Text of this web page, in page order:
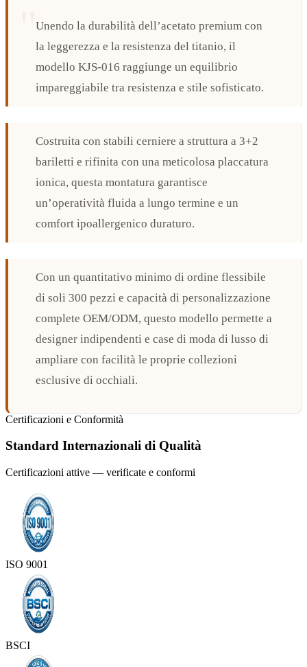
Unendo la durabilità dell’acetato premium con
la leggerezza e la resistenza del titanio, il
modello KJS-016 raggiunge un equilibrio
impareggiabile tra resistenza e stile sofisticato.
Costruita con stabili cerniere a struttura a 3+2
bariletti e rifinita con una meticolosa placcatura
ionica, questa montatura garantisce
un’operatività fluida a lungo termine e un
comfort ipoallergenico duraturo.
Con un quantitativo minimo di ordine flessibile
di soli 300 pezzi e capacità di personalizzazione
complete OEM/ODM, questo modello permette a
designer indipendenti e case di moda di lusso di
ampliare con facilità le proprie collezioni
esclusive di occhiali.
Certificazioni e Conformità
Standard Internazionali di Qualità
Certificazioni attive — verificate e conformi
ISO 9001
BSCI